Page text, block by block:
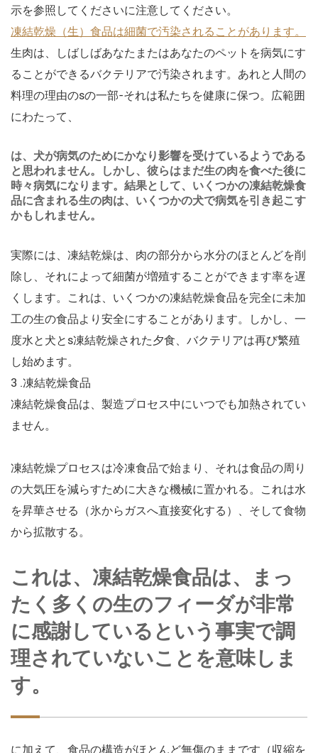
示を参照してくださいに注意してください。
凍結乾燥（生）食品は細菌で汚染されることがあります。
生肉は、しばしばあなたまたはあなたのペットを病気にす
ることができるバクテリアで汚染されます。あれと人間の
料理の理由のsの一部-それは私たちを健康に保つ。広範囲
にわたって、
は、犬が病気のためにかなり影響を受けているようである
と思われません。しかし、彼らはまだ生の肉を食べた後に
時々病気になります。結果として、いくつかの凍結乾燥食
品に含まれる生の肉は、いくつかの犬で病気を引き起こす
かもしれません。
実際には、凍結乾燥は、肉の部分から水分のほとんどを削
除し、それによって細菌が増殖することができます率を遅
くします。これは、いくつかの凍結乾燥食品を完全に未加
工の生の食品より安全にすることがあります。しかし、一
度水と犬とs凍結乾燥された夕食、バクテリアは再び繁殖
し始めます。
3 .凍結乾燥食品
凍結乾燥食品は、製造プロセス中にいつでも加熱されてい
ません。
凍結乾燥プロセスは冷凍食品で始まり、それは食品の周り
の大気圧を減らすために大きな機械に置かれる。これは水
を昇華させる（氷からガスへ直接変化する）、そして食物
から拡散する。
これは、凍結乾燥食品は、まっ
たく多くの生のフィーダが非常
に感謝しているという事実で調
理されていないことを意味しま
す。
に加えて、食品の構造がほとんど無傷のままです（収縮を